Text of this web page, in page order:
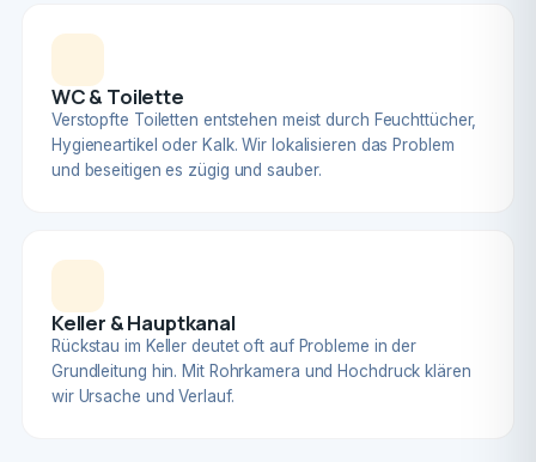
WC & Toilette
Verstopfte Toiletten entstehen meist durch Feuchttücher,
Hygieneartikel oder Kalk. Wir lokalisieren das Problem
und beseitigen es zügig und sauber.
Keller & Hauptkanal
Rückstau im Keller deutet oft auf Probleme in der
Grundleitung hin. Mit Rohrkamera und Hochdruck klären
wir Ursache und Verlauf.